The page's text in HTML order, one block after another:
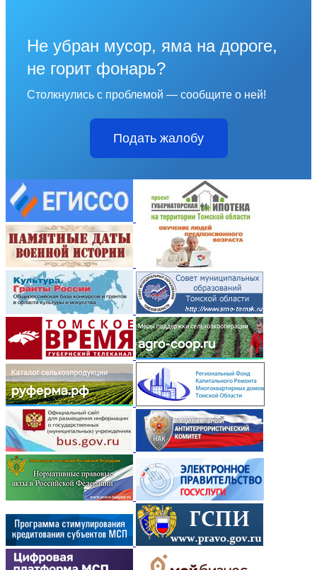
Не убран мусор, яма на дороге,
не горит фонарь?
Столкнулись с проблемой — сообщите о ней!
Подать жалобу